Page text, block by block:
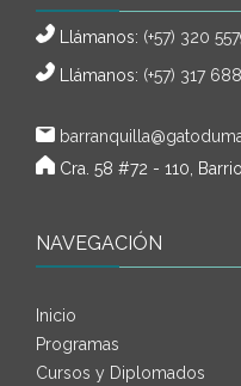
Llámanos: (+57) 320
Llámanos: (+57) 317
Cra. 58 #72 - 110,
NAVEGACIÓN
Inicio
Programas
Cursos y Diplomados